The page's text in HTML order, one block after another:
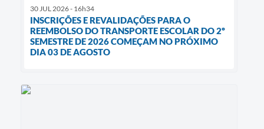
30 JUL 2026 - 16h34
INSCRIÇÕES E REVALIDAÇÕES PARA O
REEMBOLSO DO TRANSPORTE ESCOLAR DO 2º
SEMESTRE DE 2026 COMEÇAM NO PRÓXIMO
DIA 03 DE AGOSTO